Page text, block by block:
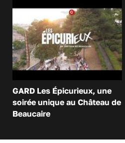
GARD Les Épicurieux, une
soirée unique au Château de
Beaucaire